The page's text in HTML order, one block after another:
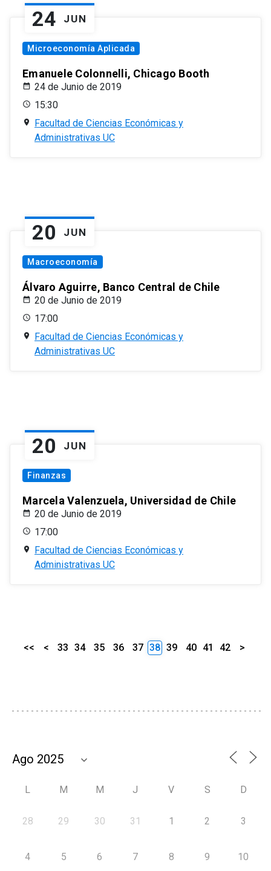
24 JUN
Microeconomía Aplicada
Emanuele Colonnelli, Chicago Booth
24 de Junio de 2019
15:30
Facultad de Ciencias Económicas y
Administrativas UC
20 JUN
Macroeconomía
Álvaro Aguirre, Banco Central de Chile
20 de Junio de 2019
17:00
Facultad de Ciencias Económicas y
Administrativas UC
20 JUN
Finanzas
Marcela Valenzuela, Universidad de Chile
20 de Junio de 2019
17:00
Facultad de Ciencias Económicas y
Administrativas UC
<< < 33 34 35 36 37 38 39 40 41 42 >
L M M J V S D
28 29 30 31 1 2 3
4 5 6 7 8 9 10